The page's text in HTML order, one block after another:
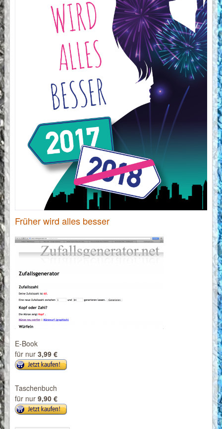
Früher wird alles besser
E-Book
für nur 3,99 €
Taschenbuch
für nur 9,90 €